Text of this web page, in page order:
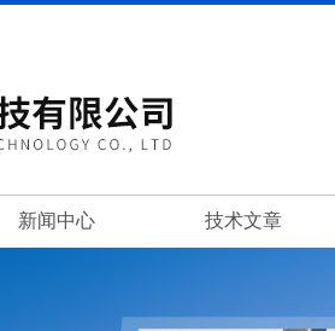
新闻中心 技术文章